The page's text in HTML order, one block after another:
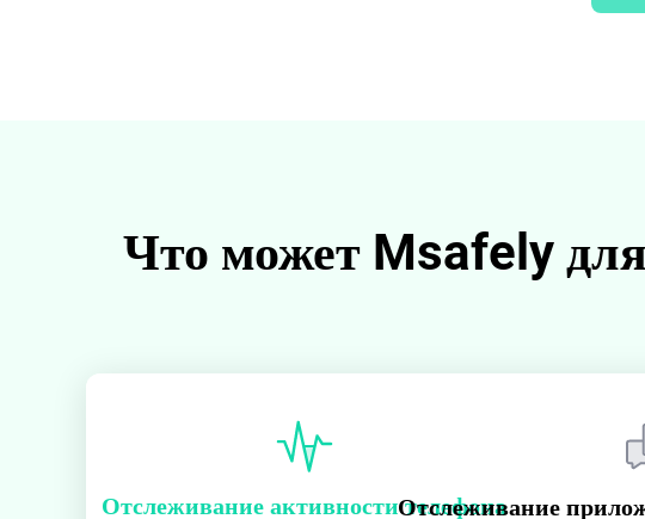
Что может Msafely
Отслеживание активности телефона
Отслеживание